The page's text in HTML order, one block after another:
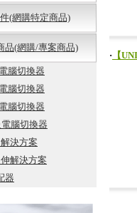
(網購特定商品)
品(網購/專案商品)
腦切換器
腦切換器
腦切換器
腦切換器
決方案
解決方案
器
‧ 【